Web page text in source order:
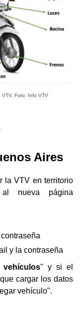
Foto: Info VTV
Aires
la VTV en territorio
nueva página
y la contraseña
vehículos" y si el
cargar los datos
vehículo".